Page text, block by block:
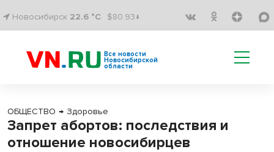
Новосибирск 22.6 °C $80.93↓
Все новости
Новосибирской
области
ОБЩЕСТВО → Здоровье
Запрет абортов: последствия и
отношение новосибирцев